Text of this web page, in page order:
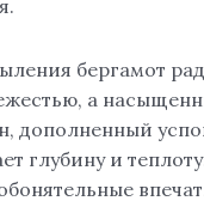
бергамот
а
дополненный
глубину и